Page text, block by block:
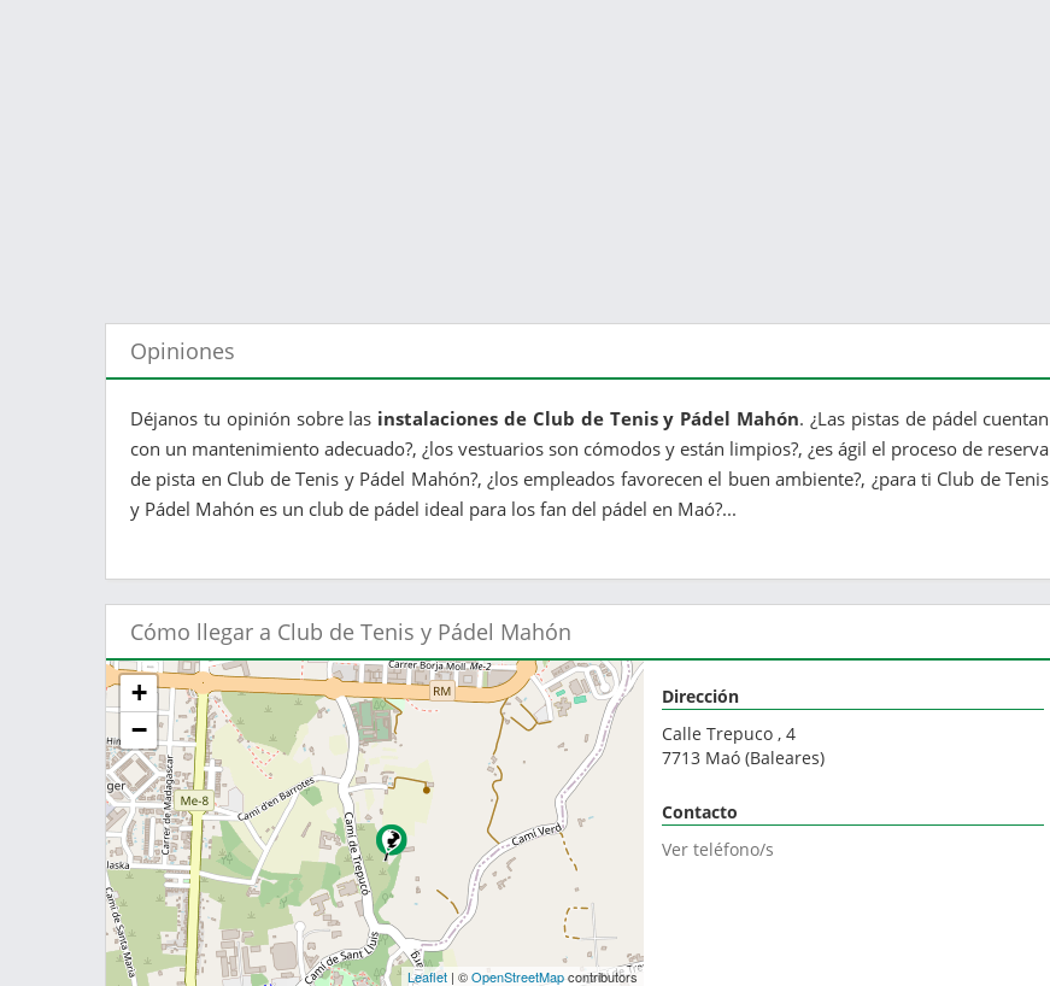
Opiniones
Déjanos tu opinión sobre las instalaciones de Club de Tenis y Pádel Mahón. ¿Las pistas de pádel cuentan
con un mantenimiento adecuado?, ¿los vestuarios son cómodos y están limpios?, ¿es ágil el proceso de reserva
de pista en Club de Tenis y Pádel Mahón?, ¿los empleados favorecen el buen ambiente?, ¿para ti Club de Tenis
y Pádel Mahón es un club de pádel ideal para los fan del pádel en Maó?...
Cómo llegar a Club de Tenis y Pádel Mahón
+
−
Leaflet | ©OpenStreetMapcontributors
Dirección
Calle Trepuco , 4
7713 Maó (Baleares)
Contacto
Ver teléfono/s